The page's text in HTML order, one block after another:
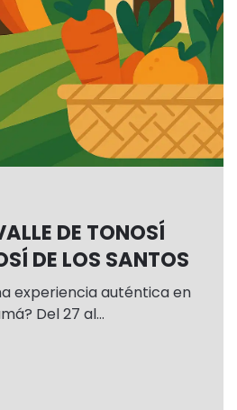
DE TONOSÍ
DE LOS SANTOS
experiencia auténtica en
Del 27 al…